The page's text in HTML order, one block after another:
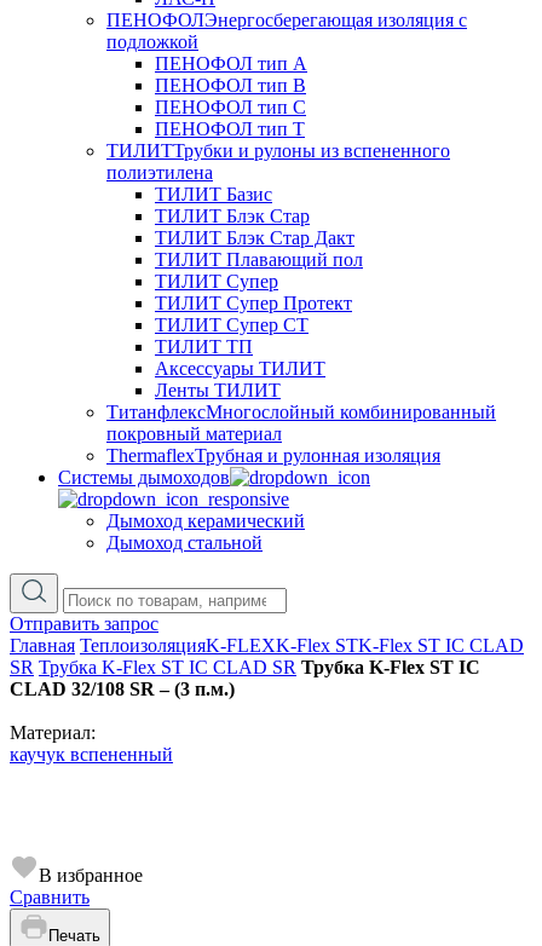
ПЕНОФОЛЭнергосберегающая изоляция с
подложкой
ПЕНОФОЛ тип А
ПЕНОФОЛ тип B
ПЕНОФОЛ тип C
ПЕНОФОЛ тип T
ТИЛИТТрубки и рулоны из вспененного
полиэтилена
ТИЛИТ Базис
ТИЛИТ Блэк Стар
ТИЛИТ Блэк Стар Дакт
ТИЛИТ Плавающий пол
ТИЛИТ Супер
ТИЛИТ Супер Протект
ТИЛИТ Супер СТ
ТИЛИТ ТП
Аксессуары ТИЛИТ
Ленты ТИЛИТ
ТитанфлексМногослойный комбинированный
покровный материал
ThermaflexТрубная и рулонная изоляция
Cистемы дымоходов
Дымоход керамический
Дымоход стальной
Отправить запрос
Главная ТеплоизоляцияK-FLEXK-Flex STK-Flex ST IC CLAD
SR Трубка K-Flex ST IС CLAD SR Трубка K-Flex ST IС
CLAD 32/108 SR – (3 п.м.)
Материал:
каучук вспененный
В избранное
Сравнить
Печать